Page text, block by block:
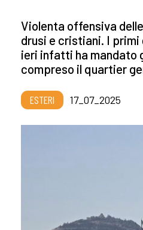
Violenta offensiva
drusi e cristiani. I
ieri infatti ha mandato
compreso il quartier
ESTERI 17_07_2025